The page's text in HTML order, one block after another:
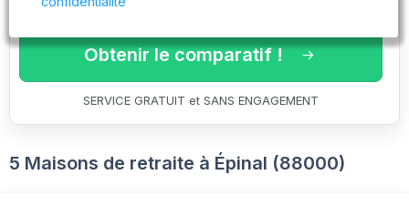
Obtenir le comparatif !
SERVICE GRATUIT et SANS ENGAGEMENT
5 Maisons de retraite à Épinal (88000)